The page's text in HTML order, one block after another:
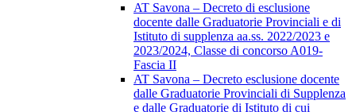
AT Savona – Decreto di esclusione
docente dalle Graduatorie Provinciali e di
Istituto di supplenza aa.ss. 2022/2023 e
2023/2024, Classe di concorso A019-
Fascia II
AT Savona – Decreto esclusione docente
dalle Graduatorie Provinciali di Supplenza
e dalle Graduatorie di Istituto di cui